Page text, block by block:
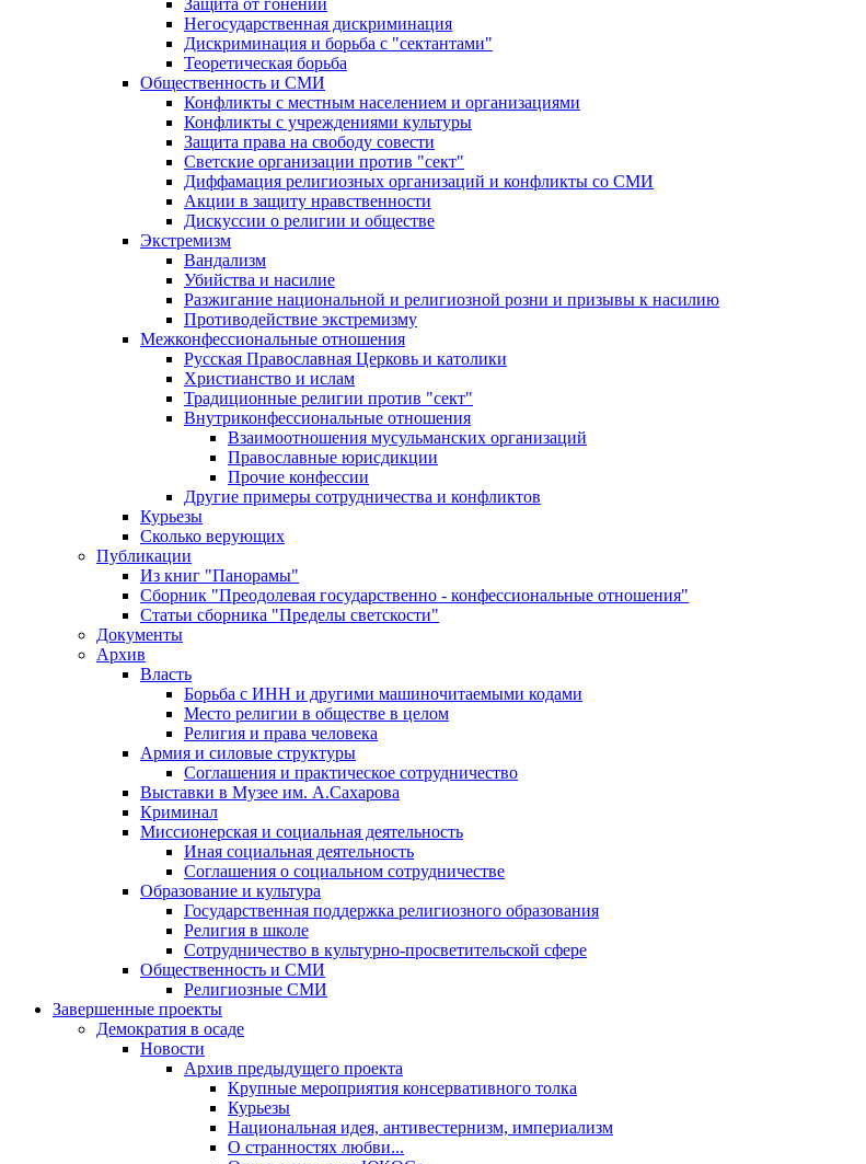
Защита от гонений
Негосударственная дискриминация
Дискриминация и борьба с "сектантами"
Теоретическая борьба
Общественность и СМИ
Конфликты с местным населением и организациями
Конфликты с учреждениями культуры
Защита права на свободу совести
Светские организации против "сект"
Диффамация религиозных организаций и конфликты со СМИ
Акции в защиту нравственности
Дискуссии о религии и обществе
Экстремизм
Вандализм
Убийства и насилие
Разжигание национальной и религиозной розни и призывы к насилию
Противодействие экстремизму
Межконфессиональные отношения
Русская Православная Церковь и католики
Христианство и ислам
Традиционные религии против "сект"
Внутриконфессиональные отношения
Взаимоотношения мусульманских организаций
Православные юрисдикции
Прочие конфессии
Другие примеры сотрудничества и конфликтов
Курьезы
Сколько верующих
Публикации
Из книг "Панорамы"
Сборник "Преодолевая государственно - конфессиональные отношения"
Статьи сборника "Пределы светскости"
Документы
Архив
Власть
Борьба с ИНН и другими машиночитаемыми кодами
Место религии в обществе в целом
Религия и права человека
Армия и силовые структуры
Соглашения и практическое сотрудничество
Выставки в Музее им. А.Сахарова
Криминал
Миссионерская и социальная деятельность
Иная социальная деятельность
Соглашения о социальном сотрудничестве
Образование и культура
Государственная поддержка религиозного образования
Религия в школе
Сотрудничество в культурно-просветительской сфере
Общественность и СМИ
Религиозные СМИ
Завершенные проекты
Демократия в осаде
Новости
Архив предыдущего проекта
Крупные мероприятия консервативного толка
Курьезы
Национальная идея, антивестернизм, империализм
О странностях любви...